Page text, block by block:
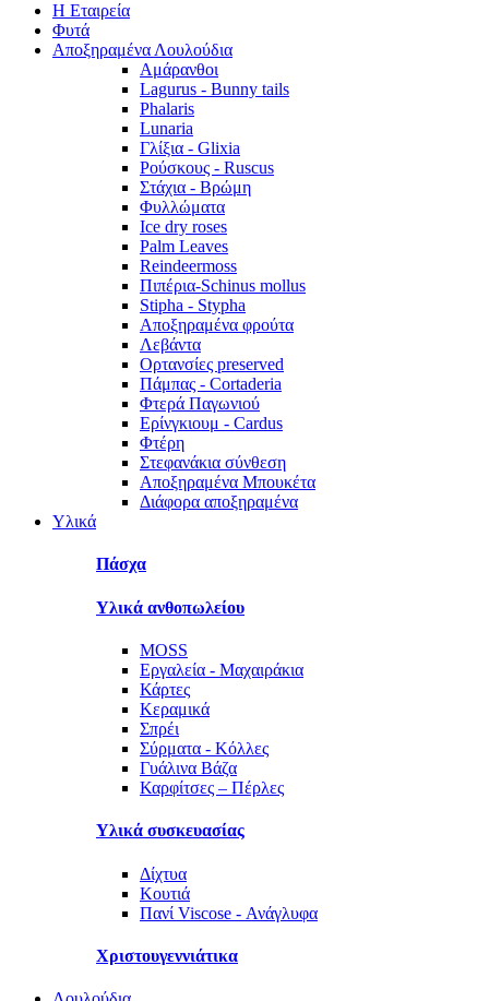
Η Εταιρεία
Φυτά
Αποξηραμένα Λουλούδια
Αμάρανθοι
Lagurus - Bunny tails
Phalaris
Lunaria
Γλίξια - Glixia
Ρούσκους - Ruscus
Στάχια - Βρώμη
Φυλλώματα
Ice dry roses
Palm Leaves
Reindeermoss
Πιπέρια-Schinus mollus
Stipha - Stypha
Αποξηραμένα φρούτα
Λεβάντα
Ορτανσίες preserved
Πάμπας - Cortaderia
Φτερά Παγωνιού
Ερίνγκιουμ - Cardus
Φτέρη
Στεφανάκια σύνθεση
Αποξηραμένα Μπουκέτα
Διάφορα αποξηραμένα
Υλικά
Πάσχα
Υλικά ανθοπωλείου
MOSS
Εργαλεία - Μαχαιράκια
Κάρτες
Κεραμικά
Σπρέι
Σύρματα - Κόλλες
Γυάλινα Βάζα
Καρφίτσες – Πέρλες
Υλικά συσκευασίας
Δίχτυα
Κουτιά
Πανί Viscose - Ανάγλυφα
Χριστουγεννιάτικα